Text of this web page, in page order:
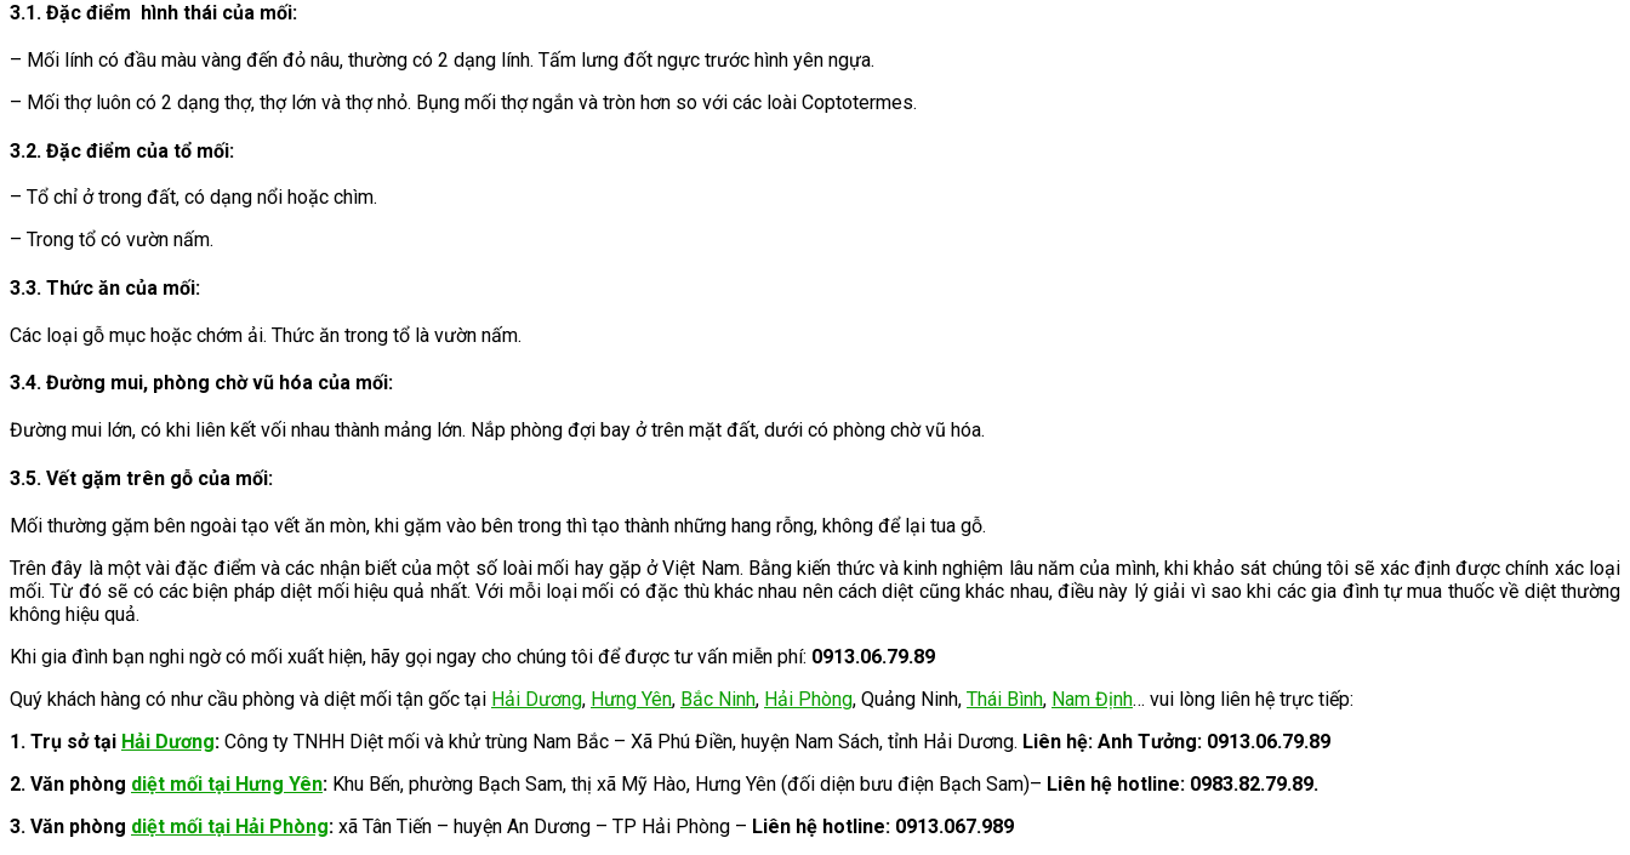
3.1. Đặc điểm hình thái của mối:
– Mối lính có đầu màu vàng đến đỏ nâu, thường có 2 dạng lính. Tấm lưng đốt ngực trước hình yên ngựa.
– Mối thợ luôn có 2 dạng thợ, thợ lớn và thợ nhỏ. Bụng mối thợ ngắn và tròn hơn so với các loài Coptotermes.
3.2. Đặc điểm của tổ mối:
– Tổ chỉ ở trong đất, có dạng nổi hoặc chìm.
– Trong tổ có vườn nấm.
3.3. Thức ăn của mối:
Các loại gỗ mục hoặc chớm ải. Thức ăn trong tổ là vườn nấm.
3.4. Đường mui, phòng chờ vũ hóa của mối:
Đường mui lớn, có khi liên kết vối nhau thành mảng lớn. Nắp phòng đợi bay ở trên mặt đất, dưới có phòng chờ vũ hóa.
3.5. Vết gặm trên gỗ của mối:
Mối thường gặm bên ngoài tạo vết ăn mòn, khi gặm vào bên trong thì tạo thành những hang rỗng, không để lại tua gỗ.
Trên đây là một vài đặc điểm và các nhận biết của một số loài mối hay gặp ở Việt Nam. Bằng kiến thức và kinh nghiệm lâu năm của mình, khi khảo sát chúng tôi sẽ xác định được chính xác loại
mối. Từ đó sẽ có các biện pháp diệt mối hiệu quả nhất. Với mỗi loại mối có đặc thù khác nhau nên cách diệt cũng khác nhau, điều này lý giải vì sao khi các gia đình tự mua thuốc về diệt thường
không hiệu quả.
Khi gia đình bạn nghi ngờ có mối xuất hiện, hãy gọi ngay cho chúng tôi để được tư vấn miễn phí: 0913.06.79.89
Quý khách hàng có như cầu phòng và diệt mối tận gốc tại Hải Dương, Hưng Yên, Bắc Ninh, Hải Phòng, Quảng Ninh, Thái Bình, Nam Định… vui lòng liên hệ trực tiếp:
1. Trụ sở tại Hải Dương: Công ty TNHH Diệt mối và khử trùng Nam Bắc – Xã Phú Điền, huyện Nam Sách, tỉnh Hải Dương. Liên hệ: Anh Tưởng: 0913.06.79.89
2. Văn phòng diệt mối tại Hưng Yên: Khu Bến, phường Bạch Sam, thị xã Mỹ Hào, Hưng Yên (đối diện bưu điện Bạch Sam)– Liên hệ hotline: 0983.82.79.89.
3. Văn phòng diệt mối tại Hải Phòng: xã Tân Tiến – huyện An Dương – TP Hải Phòng – Liên hệ hotline: 0913.067.989